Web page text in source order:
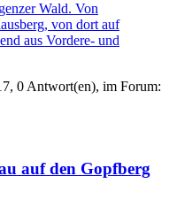
Wald. Von
von dort auf
aus Vordere- und
, 0 Antwort(en), im Forum:
auf den Gopfberg